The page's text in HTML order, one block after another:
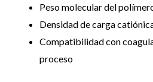
Peso molecular del
Densidad de carga
Compatibilidad con
proceso